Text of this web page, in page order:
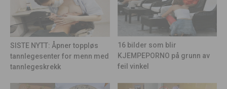
SISTE NYTT: Åpner toppløs
tannlegesenter for menn med
tannlegeskrekk
16 bilder som blir
KJEMPEPORNO på grunn av
feil vinkel